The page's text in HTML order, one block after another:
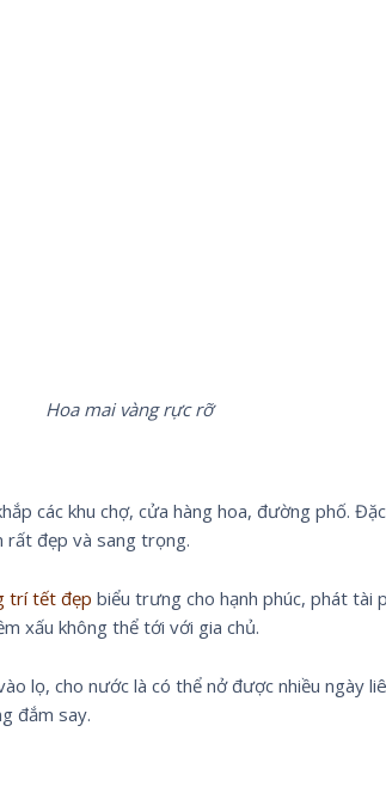
Hoa mai vàng rực rỡ
các khu chợ, cửa hàng hoa, đường phố.
rất đẹp và sang trọng.
trí tết đẹp biểu trưng cho hạnh phúc, phát tài
xấu không thể tới với gia chủ.
lọ, cho nước là có thể nở được nhiều ngày
đắm say.